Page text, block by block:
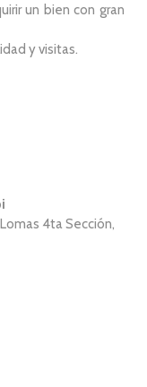
un bien con gran
y visitas.
4ta Sección,